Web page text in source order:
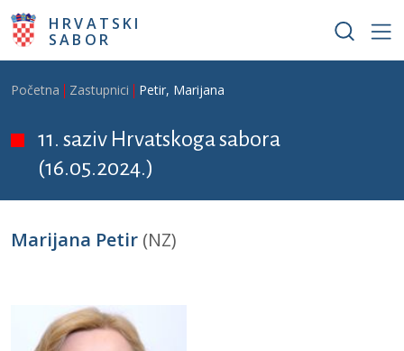
Skoči na glavni sadržaj
HRVATSKI
SABOR
Breadcrumb
Početna Zastupnici Petir, Marijana
11. saziv Hrvatskoga sabora
(16.05.2024.)
Marijana Petir (NZ)